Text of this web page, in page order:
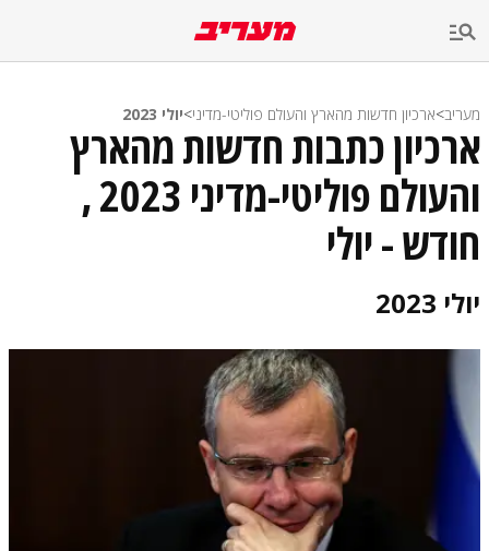
מעריב>ארכיון חדשות מהארץ והעולם פוליטי-מדיני>יולי 2023
ארכיון כתבות חדשות מהארץ
והעולם פוליטי-מדיני 2023 ,
חודש - יולי
יולי 2023